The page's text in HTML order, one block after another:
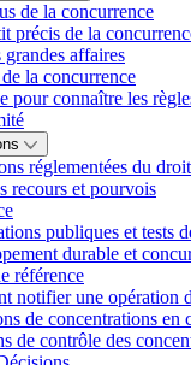
de la concurrence
précis de la
grandes affaires
la concurrence
pour connaître les
réglementées du droit
recours et pourvois
publiques et tests
durable et
référence
notifier une opération
de concentrations en
de contrôle des